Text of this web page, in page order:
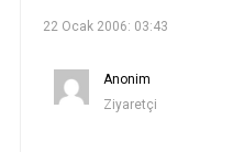
22 Ocak 2006: 03:43
Anonim
Ziyaretçi